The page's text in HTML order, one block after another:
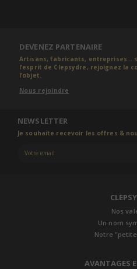
DEVENEZ PARTENAIRE
Artisans, fabricants, entreprises...
l’esprit de Clepsydre, rejoignez la
l’objet.
Nous rejoindre
NEWSLETTER
Je souhaite recevoir les offres &
Nos
Un nom
Notre
AVANTAGES